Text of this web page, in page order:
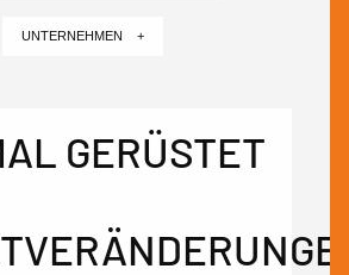
UNTERNEHMEN +
GERÜSTET